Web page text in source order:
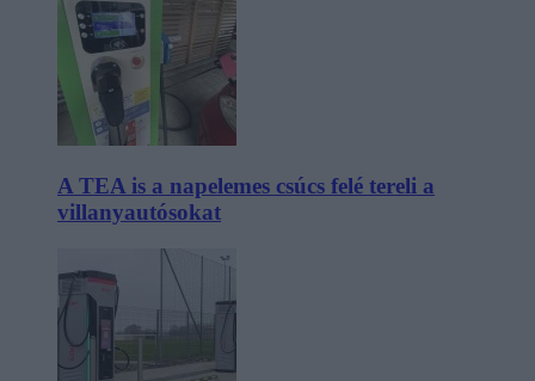
A TEA is a napelemes csúcs felé tereli a
villanyautósokat